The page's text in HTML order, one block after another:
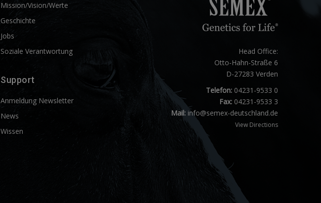
Mission/Vision/Werte
Geschichte
Jobs
Soziale Verantwortung
Support
Anmeldung Newsletter
News
Wissen
Head Office:
Otto-Hahn-Straße 6
D-27283 Verden
Telefon:04231-9533 0
Fax:04231-9533 3
Mail: info@semex-deutschland.de
View Directions